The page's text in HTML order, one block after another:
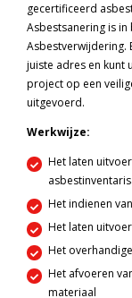
gecertificeerd
Asbestsanering is
Asbestverwijdering.
juiste adres en kunt
project op een
uitgevoerd.
Werkwijze:
Het laten
Het indienen
Het laten
Het
Het afvoeren
materiaal